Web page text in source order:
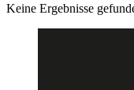
Keine Ergebnisse